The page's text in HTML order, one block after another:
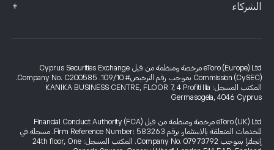
الشركاء +
eToro (Europe) Ltd مرخصة ومنظمة من قبل Cyprus Securities Exchange
Commission (CySEC) بموجب رقم الترخيص# 109/10. Company No. C200585.
المكتب المسجل: KANIKA BUSINESS CENTRE, FLOOR 7, 4 Profiti Ilia
Germasogeia, 4046 Cyprus
eToro (UK) Ltd مرخصة ومنظمة من قبل Financial Conduct Authority (FCA)
للخدمات المتعلقة بالاستثمار، برقم Firm Reference Number: 583263. مسجلة في
إنجلترا بموجب Company No. 07973792. المكتب المسجل: 24th floor, One